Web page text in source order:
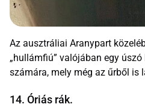
Az ausztráliai Aranypart
„hullámfiú” valójában egy
számára, mely még az űrből is
14. Óriás rák.